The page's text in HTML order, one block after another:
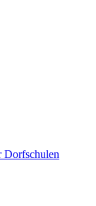
Dorfschulen